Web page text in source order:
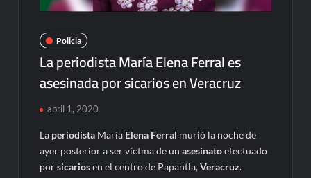
Policia
La periodista María Elena Ferral es
asesinada por sicarios en Veracruz
abril 1, 2020
La periodista María Elena Ferral murió la noche de
ayer posterior a ser víctma de unasesinatoefectuado
porsicariosen el centro de Papantla,Veracruz.